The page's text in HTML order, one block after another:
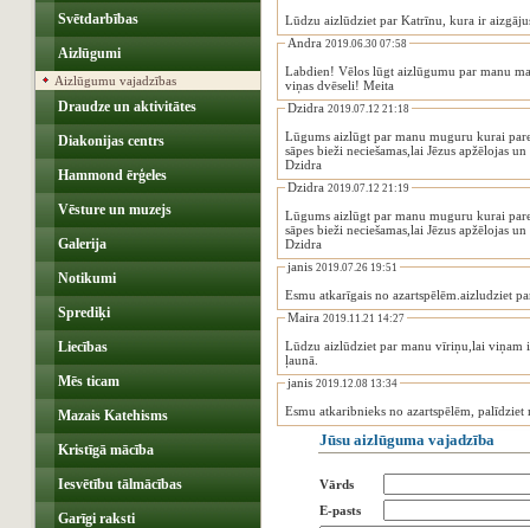
Svētdarbības
Aizlūgumi
Aizlūgumu vajadzības
Draudze un aktivitātes
Diakonijas centrs
Hammond ērģeles
Vēsture un muzejs
Galerija
Notikumi
Sprediķi
Liecības
Mēs ticam
Mazais Katehisms
Kristīgā mācība
Iesvētību tālmācības
Garīgi raksti
Lūdzu aizlūdziet par Katrīnu, kura ir
Andra 2019.06.30 07:58
Labdien! Vēlos lūgt aizlūgumu par manu
viņas dvēseli! Meita
Dzidra 2019.07.12 21:18
Lūgums aizlūgt par manu muguru kurai
sāpes bieži neciešamas,lai Jēzus apžēlojas
Dzidra
Dzidra 2019.07.12 21:19
Lūgums aizlūgt par manu muguru kurai
sāpes bieži neciešamas,lai Jēzus apžēlojas
Dzidra
janis 2019.07.26 19:51
Esmu atkarīgais no azartspēlēm.aizludziet
Maira 2019.11.21 14:27
Lūdzu aizlūdziet par manu vīriņu,lai viņam
ļaunā.
janis 2019.12.08 13:34
Esmu atkaribnieks no azartspēlēm, palīdziet
Jūsu aizlūguma vajadzība
Vārds
E-pasts